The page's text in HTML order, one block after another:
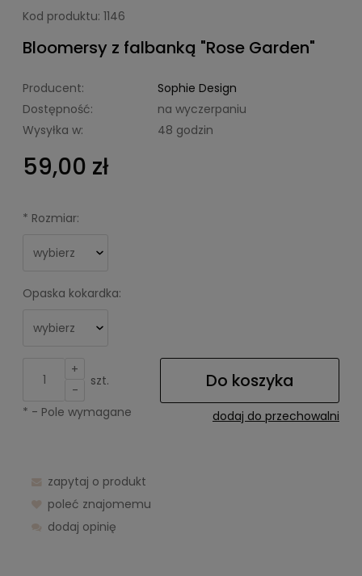
Kod produktu: 1146
Bloomersy z falbanką "Rose Garden"
Producent:
Sophie Design
Dostępność:
na wyczerpaniu
Wysyłka w:
48 godzin
59,00 zł
* Rozmiar:
Opaska kokardka:
+
-
szt. Do koszyka
dodaj do przechowalni
* - Pole wymagane
zapytaj o produkt
poleć znajomemu
dodaj opinię